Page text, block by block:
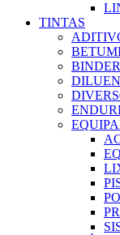
TINTAS